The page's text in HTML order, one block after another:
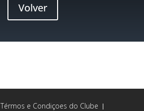
Volver
Térmos e Condiçoes do Clube